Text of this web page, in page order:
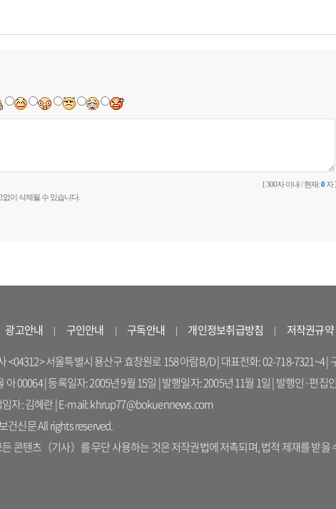
[ 300자 이내 / 현재:0 자 ]
이 삭제될 수 있습니다.
광고안내 구인안내 구독안내 개인정보취급방침
저작권규약
<04312> 서울특별시 용산구 효창원로 158 아람B/D | 대표전화: 02-718-7321~4 |
아 00064 | 등록일자: 2005년 9월 15일 | 발행일자: 2005년 11월 1일 | 발행인·편집
임자: 김혜란 | E-mail: khrup77@bokuennews.com
건신문 All rights reserved.
콘텐츠（기사）를 무단 사용하는 것은 저작권법에 저촉되며, 법적 제재를 받을